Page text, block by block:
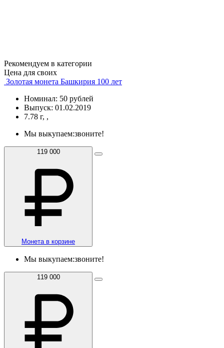
Рекомендуем в категории
Цена для своих
Золотая монета Башкирия 100 лет
Номинал: 50 рублей
Выпуск: 01.02.2019
7.78 г, ,
Мы выкупаем:звоните!
119 000
Монета в корзине
Мы выкупаем:звоните!
119 000